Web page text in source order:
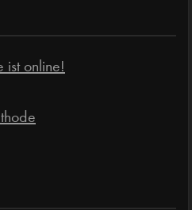
ist online!